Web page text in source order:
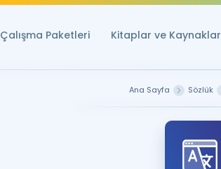
Çalışma Paketleri Kitaplar ve Kaynaklar
Ana Sayfa Sözlük